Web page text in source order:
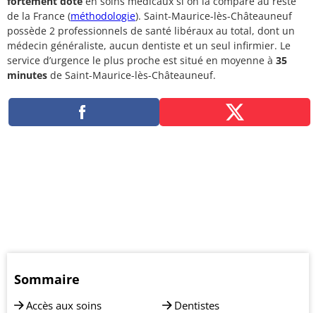
de la France (méthodologie). Saint-Maurice-lès-Châteauneuf
possède 2 professionnels de santé libéraux au total, dont un
médecin généraliste, aucun dentiste et un seul infirmier. Le
service d’urgence le plus proche est situé en moyenne à 35
minutes de Saint-Maurice-lès-Châteauneuf.
Sommaire
Accès aux soins
Dentistes